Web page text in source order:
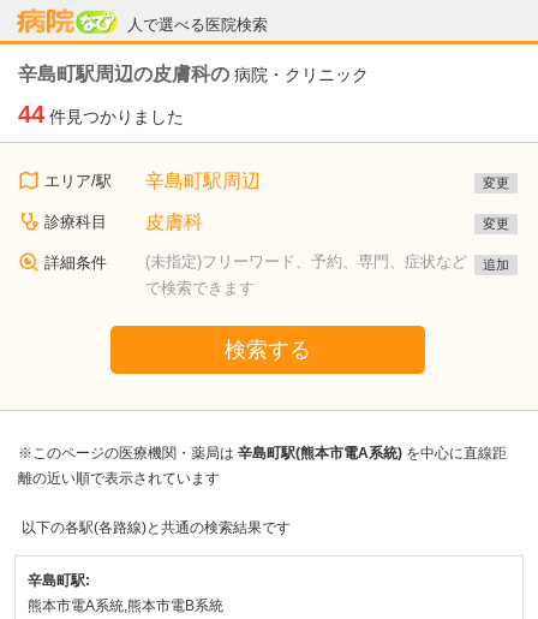
人で選べる医院検索
病院なび
辛島町駅周辺の皮膚科の 病院・クリニック
44 件見つかりました
エリア/駅 辛島町駅周辺 変更
診療科目 皮膚科 変更
詳細条件
(未指定)フリーワード、予約、専門、症状など
で検索できます
追加
検索する
※このページの医療機関・薬局は 辛島町駅(熊本市電A系統) を中心に直線距
離の近い順で表示されています
以下の各駅(各路線)と共通の検索結果です
辛島町駅:
熊本市電A系統,熊本市電B系統